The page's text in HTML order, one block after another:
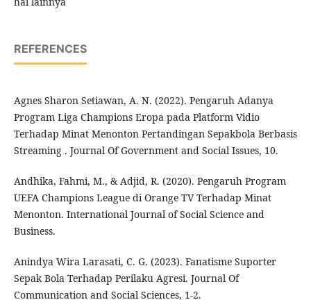
REFERENCES
Agnes Sharon Setiawan, A. N. (2022). Pengaruh Adanya
Program Liga Champions Eropa pada Platform Vidio
Terhadap Minat Menonton Pertandingan Sepakbola Berbasis
Streaming . Journal Of Government and Social Issues, 10.
Andhika, Fahmi, M., & Adjid, R. (2020). Pengaruh Program
UEFA Champions League di Orange TV Terhadap Minat
Menonton. International Journal of Social Science and
Business.
Anindya Wira Larasati, C. G. (2023). Fanatisme Suporter
Sepak Bola Terhadap Perilaku Agresi. Journal Of
Communication and Social Sciences, 1-2.